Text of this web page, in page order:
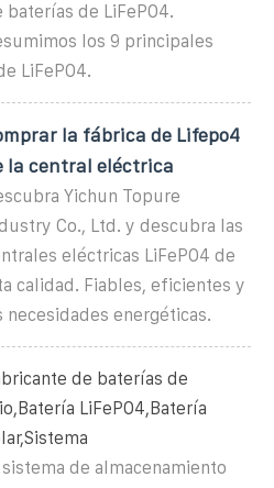
baterías de LiFePO4.
los 9 principales
LiFePO4.
la fábrica de Lifepo4
la central eléctrica
Yichun Topure
Co., Ltd. y descubra las
eléctricas LiFePO4 de
calidad. Fiables, eficientes y
energéticas.
de baterías de
LiFePO4,Batería
sistema de almacenamiento